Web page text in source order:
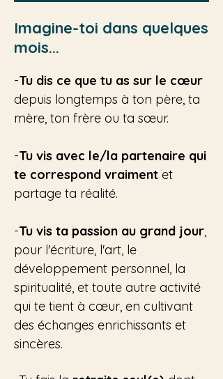
Imagine-toi dans quelques
mois...
-Tu dis ce que tu as sur le cœur
depuis longtemps à ton père, ta
mère, ton frère ou ta sœur.
-Tu vis avec le/la partenaire qui
te correspond vraiment et
partage ta réalité.
-Tu vis ta passion au grand jour,
pour l'écriture, l'art, le
développement personnel, la
spiritualité, et toute autre activité
qui te tient à cœur, en cultivant
des échanges enrichissants et
sincères.